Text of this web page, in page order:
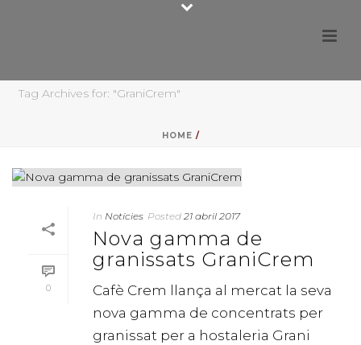
Tag Archives for: "GraniCrem"
HOME /
0
In Notícies Posted 21 abril 2017
Nova gamma de
granissats GraniCrem
Cafè Crem llança al mercat la seva
nova gamma de concentrats per
granissat per a hostaleria Grani